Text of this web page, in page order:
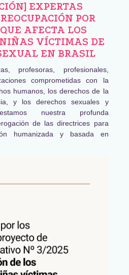
EXPERTAS
POR
AFECTA LOS
NIÑAS VÍCTIMAS DE
EN BRASIL
profesoras, profesionales,
comprometidas con la
humanos, los derechos de la
y los derechos sexuales y
nuestra profunda
de las directrices para
humanizada y basada en